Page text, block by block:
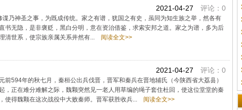
2021-04-27 评论：0
神圣之事，为既成传统。家之有谱，犹国之有史，虽同为知生族之举，然各有
书无隐，是非褒贬，黑白分明，意在资治借鉴，求索安邦之道。家之为谱，多为后
清世系，使宗族亲属关系井然有...
阅读全文>>
2021-04-27 评论：0
前594年的秋七月，秦桓公出兵伐晋，晋军和秦兵在晋地辅氏（今陕西省大荔县）
，正在难分难解之际，魏颗突然见一老人用草编的绳子套住杜回，使这位堂堂的秦
使得魏颗在这次战役中大败秦师。晋军获胜收兵...
阅读全文>>